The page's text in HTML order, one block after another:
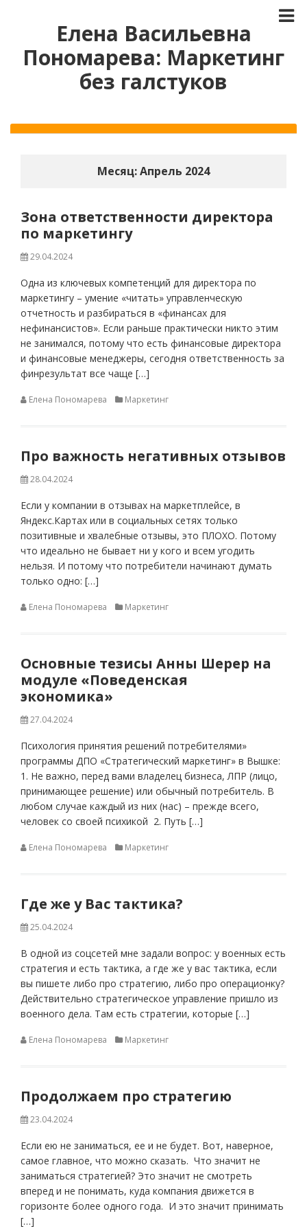
Елена Васильевна
Пономарева: Маркетинг
без галстуков
Месяц:Апрель 2024
Зона ответственности директора
по маркетингу
29.04.2024
Одна из ключевых компетенций для директора по
маркетингу – умение «читать» управленческую
отчетность и разбираться в «финансах для
нефинансистов». Если раньше практически никто этим
не занимался, потому что есть финансовые директора
и финансовые менеджеры, сегодня ответственность за
финрезультат все чаще […]
Елена Пономарева Маркетинг
Про важность негативных отзывов
28.04.2024
Если у компании в отзывах на маркетплейсе, в
Яндекс.Картах или в социальных сетях только
позитивные и хвалебные отзывы, это ПЛОХО. Потому
что идеально не бывает ни у кого и всем угодить
нельзя. И потому что потребители начинают думать
только одно: […]
Елена Пономарева Маркетинг
Основные тезисы Анны Шерер на
модуле «Поведенская
экономика»
27.04.2024
Психология принятия решений потребителями»
программы ДПО «Стратегический маркетинг» в Вышке:
1. Не важно, перед вами владелец бизнеса, ЛПР (лицо,
принимающее решение) или обычный потребитель. В
любом случае каждый из них (нас) – прежде всего,
человек со своей психикой 2. Путь […]
Елена Пономарева Маркетинг
Где же у Вас тактика?
25.04.2024
В одной из соцсетей мне задали вопрос: у военных есть
стратегия и есть тактика, а где же у вас тактика, если
вы пишете либо про стратегию, либо про операционку?
Действительно стратегическое управление пришло из
военного дела. Там есть стратегии, которые […]
Елена Пономарева Маркетинг
Продолжаем про стратегию
23.04.2024
Если ею не заниматься, ее и не будет. Вот, наверное,
самое главное, что можно сказать. Что значит не
заниматься стратегией? Это значит не смотреть
вперед и не понимать, куда компания движется в
горизонте более одного года. И это значит принимать
[…]